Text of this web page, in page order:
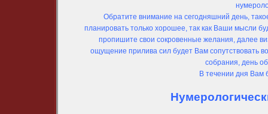
Обратите внимание на сегодняшний день,
планировать только хорошее, так как Ваши мысли
пропишите свои сокровенные желания, далее
ощущение прилива сил будет Вам сопутствовать
собрания, день
В течении дня Вам